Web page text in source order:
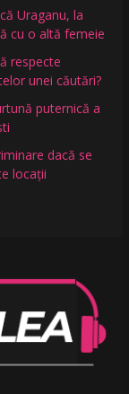
Uraganu, la
cu o altă femeie
respecte
unei căutări?
puternică a
dacă se
locații